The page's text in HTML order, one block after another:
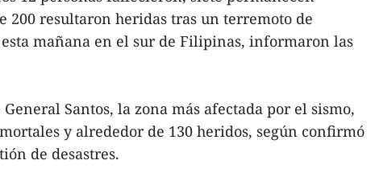
200 resultaron heridas tras un terremoto de
mañana en el sur de Filipinas, informaron las
Santos, la zona más afectada por el sismo,
y alrededor de 130 heridos, según confirmó
de desastres.